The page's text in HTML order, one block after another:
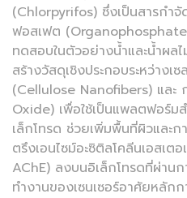
(Chlorpyrifos) ซึ่งเป็นสารกำ
ฟอสเฟต
ทดสอบในตัวอย่างน้ำและน้ำผล
สร้างวัสดุเชิงประกอบระหว่างเ
(Cellulose Nanofibers) และ
Oxide) เพื่อใช้เป็นแพลตฟอร์ม
เล็กโทรด ช่วยเพิ่มพื้นที่ผิวและ
ตรึงเอนไซม์อะซิติลโคลีนเอสเ
AChE) ลงบนอิเล็กโทรดที่ผ่าน
ทำงานของเซนเซอร์อาศัยหลัก